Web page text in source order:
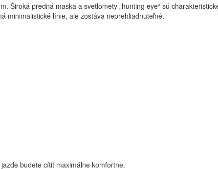
Široká predná maska a svetlomety „hunting eye“ sú
minimalistické línie, ale zostáva neprehliadnuteľné.
budete cítiť maximálne komfortne.